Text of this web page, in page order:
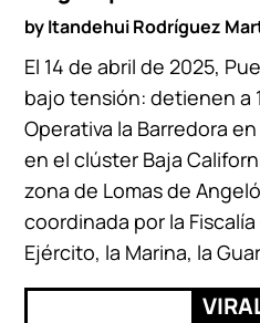
byItandehui Rodríguez
El 14 de abril de 2025,
bajo tensión: detienen a
Operativa la Barredora
en el clúster Baja
zona de Lomas de
coordinada por la
Ejército, la Marina, la